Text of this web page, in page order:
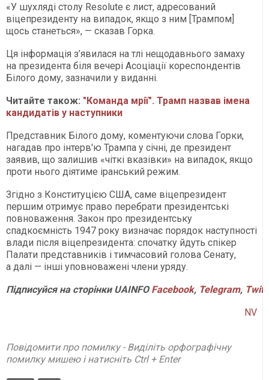
«У шухляді столу Resolute є лист, адресований
віцепрезиденту на випадок, якщо з ним [Трампом]
щось станеться», — сказав Горка.
Ця інформація з’явилася на тлі нещодавнього замаху
на президента біля вечері Асоціації кореспондентів
Білого дому, зазначили у виданні.
Читайте також: "Команда мрії". Трамп назвав імена
кандидатів у наступники
Представник Білого дому, коментуючи слова Горки,
нагадав про інтерв'ю Трампа у січні, де президент
заявив, що залишив «чіткі вказівки» на випадок, якщо
проти нього діятиме іранський режим.
Згідно з Конституцією США, саме віцепрезидент
першим отримує право перебрати президентські
повноваження. Закон про президентську
спадкоємність 1947 року визначає порядок наступності
влади після віцепрезидента: спочатку йдуть спікер
Палати представників і тимчасовий голова Сенату,
а далі — інші уповноважені члени уряду.
ПідписуйсянасторінкиUAINFO Facebook, Telegram,
NV
Повідомити про помилку - Виділіть орфографічну
помилку мишею і натисніть Ctrl + Enter